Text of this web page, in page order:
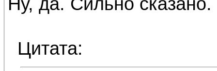
Цитата: